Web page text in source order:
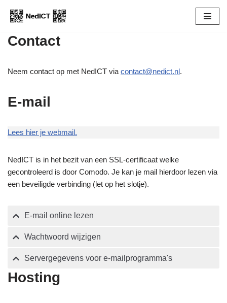
naar
Contact
Neem contact op met NedICT via contact@nedict.nl.
E-mail
Lees hier je webmail.
NedICT is in het bezit van een SSL-certificaat welke
gecontroleerd is door Comodo. Je kan je mail hierdoor lezen via
een beveiligde verbinding (let op het slotje).
E-mail online lezen
Wachtwoord wijzigen
Servergegevens voor e-mailprogramma's
Hosting